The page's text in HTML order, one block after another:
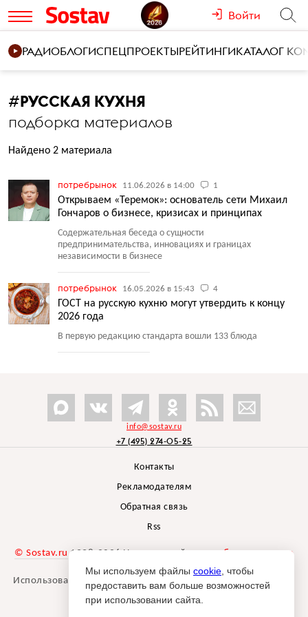
Войти
РАДИОБЛОГИСПЕЦПРОЕКТЫРЕЙТИНГИКАТАЛОГ
#РУССКАЯ КУХНЯ
подборка материалов
Найдено 2 материала
потребрынок 11.06.2026 в 14:00 1
Открываем «Теремок»: основатель сети Михаил
Гончаров о бизнесе, кризисах и принципах
Содержательная беседа о сущности
предпринимательства, инновациях и границах
независимости в бизнесе
потребрынок 16.05.2026 в 15:43 4
ГОСТ на русскую кухню могут утвердить к концу
2026 года
В первую редакцию стандарта вошли 133 блюда
info@sostav.ru
+7 (495) 274-05-25
Контакты
Рекламодателям
Обратная связь
Rss
© Sostav.ru 1998-2026 Независимый проектбрендингового
агентства Depot
Использование материалов Sostav.ru допустимо только при
указании источника.
Мы используем файлы cookie , чтобы
предоставить вам больше возможностей
при использовании сайта.